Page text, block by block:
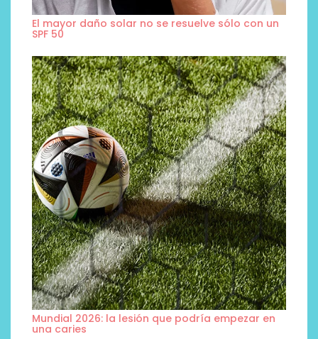
El mayor daño solar no se resuelve sólo con un
SPF 50
Mundial 2026: la lesión que podría empezar en
una caries